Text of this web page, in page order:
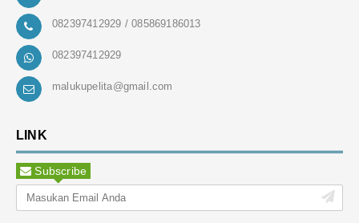
082397412929 / 085869186013
082397412929
malukupelita@gmail.com
LINK
Subscribe